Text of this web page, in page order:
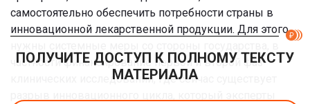
самостоятельно обеспечить потребности страны в
инновационной лекарственной продукции. Для этого
частности финансирование первой и второй фаз
клинических исследований, где сейчас существует
ПОЛУЧИТЕ ДОСТУП К ПОЛНОМУ ТЕКСТУ
МАТЕРИАЛА